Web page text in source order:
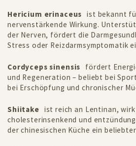
Hericium erinaceus ist bekannt
nervenstärkende Wirkung.
der Nerven, fördert die
Stress oder Reizdarmsymptomatik
Cordyceps sinensis fördert
und Regeneration – beliebt bei
bei Erschöpfung und chronischer
Shiitake ist reich an Lentinan,
cholesterinsenkend und
der chinesischen Küche ein